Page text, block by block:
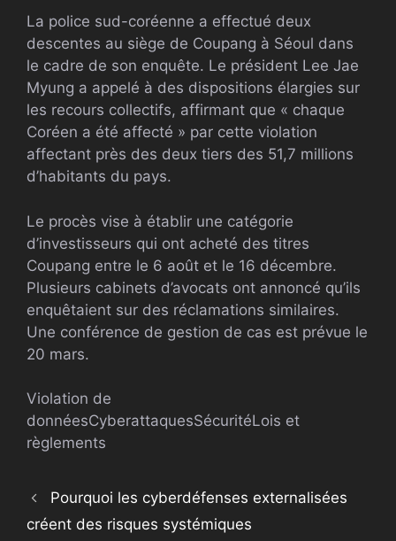
La police sud-coréenne a effectué deux
descentes au siège de Coupang à Séoul dans
le cadre de son enquête. Le président Lee Jae
Myung a appelé à des dispositions élargies sur
les recours collectifs, affirmant que « chaque
Coréen a été affecté » par cette violation
affectant près des deux tiers des 51,7 millions
d’habitants du pays.
Le procès vise à établir une catégorie
d’investisseurs qui ont acheté des titres
Coupang entre le 6 août et le 16 décembre.
Plusieurs cabinets d’avocats ont annoncé qu’ils
enquêtaient sur des réclamations similaires.
Une conférence de gestion de cas est prévue le
20 mars.
Violation de
donnéesCyberattaquesSécuritéLois et
règlements
Pourquoi les cyberdéfenses externalisées
créent des risques systémiques